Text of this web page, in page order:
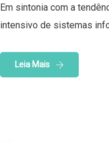
Em sintonia com a
intensivo de sistemas
Leia Mais